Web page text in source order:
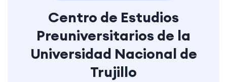
Centro de Estudios
Preuniversitarios de la
Universidad Nacional de
Trujillo